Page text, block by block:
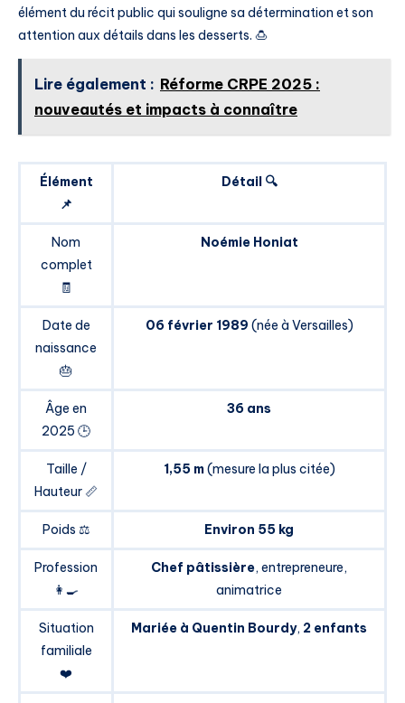
élément du récit public qui souligne sa détermination et son
attention aux détails dans les desserts. 🍮
Lire également : Réforme CRPE 2025 :
nouveautés et impacts à connaître
Élément
📌
Détail 🔍
Nom
complet
🧾
Noémie Honiat
Date de
naissance
🎂
06 février 1989 (née à Versailles)
Âge en
2025 🕒
36 ans
Taille /
Hauteur 📏
1,55 m(mesure la plus citée)
Poids ⚖️ Environ 55 kg
Profession
👩‍🍳
Chef pâtissière, entrepreneure,
animatrice
Situation
familiale
❤️
Mariée à Quentin Bourdy, 2 enfants